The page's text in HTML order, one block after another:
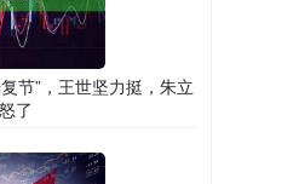
节”，王世坚力挺，朱立
了